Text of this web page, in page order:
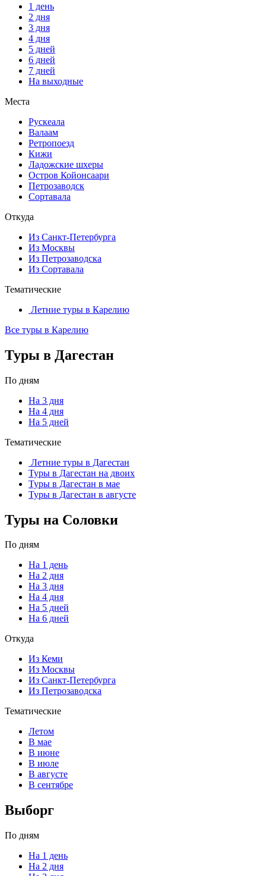
1 день
2 дня
3 дня
4 дня
5 дней
6 дней
7 дней
На выходные
Места
Рускеала
Валаам
Ретропоезд
Кижи
Ладожские шхеры
Остров Койонсаари
Петрозаводск
Сортавала
Откуда
Из Санкт-Петербурга
Из Москвы
Из Петрозаводска
Из Сортавала
Тематические
Летние туры в Карелию
Все туры в Карелию
Туры в Дагестан
По дням
На 3 дня
На 4 дня
На 5 дней
Тематические
Летние туры в Дагестан
Туры в Дагестан на двоих
Туры в Дагестан в мае
Туры в Дагестан в августе
Туры на Соловки
По дням
На 1 день
На 2 дня
На 3 дня
На 4 дня
На 5 дней
На 6 дней
Откуда
Из Кеми
Из Москвы
Из Санкт-Петербурга
Из Петрозаводска
Тематические
Летом
В мае
В июне
В июле
В августе
В сентябре
Выборг
По дням
На 1 день
На 2 дня